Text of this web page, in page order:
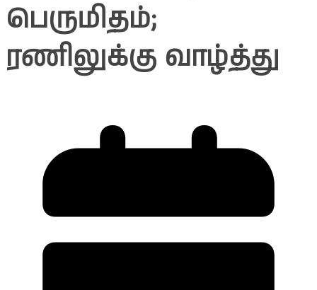
பெருமிதம்;
ரணிலுக்கு வாழ்த்து